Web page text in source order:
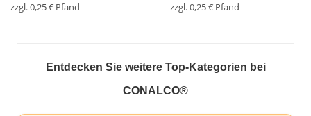
zzgl. 0,25 € Pfand zzgl. 0,25 € Pfand
Entdecken Sie weitere Top-Kategorien bei
CONALCO®